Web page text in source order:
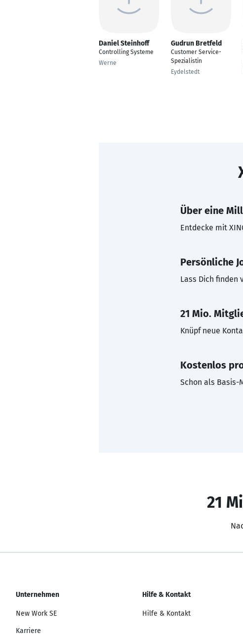
Daniel Steinhoff
Controlling Systeme
Werne
Gudrun Bretfeld
Customer Service-
Spezialistin
Eydelstedt
Über eine
Entdecke mit
Persönliche
Lass Dich finden
21 Mio.
Knüpf neue
Kostenlos
Schon als Basis-
21
Unternehmen
New Work SE
Karriere
Hilfe & Kontakt
Hilfe & Kontakt